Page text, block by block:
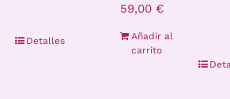
Detalles
59,00 €
Añadir al
carrito